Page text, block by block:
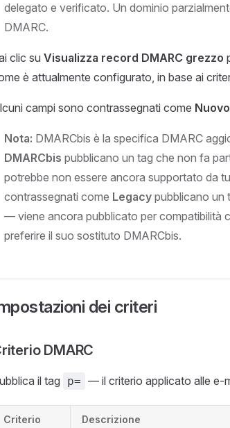
delegato e verificato. Un dominio
DMARC.
clic su Visualizza record DMARC grezzo
è attualmente configurato, in base ai
campi sono contrassegnati come
Nota: DMARCbis è la specifica DMARC
DMARCbis pubblicano un tag che non fa
potrebbe non essere ancora supportato da
contrassegnati come Legacy pubblicano un
— viene ancora pubblicato per compatibilità
preferire il suo sostituto DMARCbis.
dei criteri
DMARC
il tag p= — il criterio applicato alle e-
Criterio Descrizione